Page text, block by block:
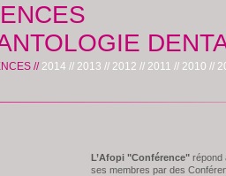
// 2014 // 2013 // 2012 // 2011 // 2010 //
L’Afopi "Conférence" répond
ses membres par des